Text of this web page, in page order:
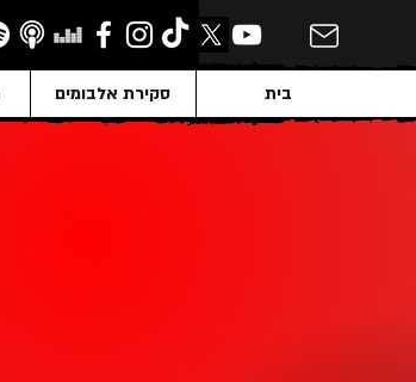
בית סקירת אלבומים